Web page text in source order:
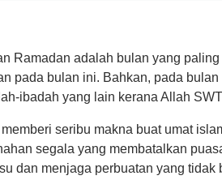
Ramadan adalah bulan yang
pada bulan ini. Bahkan, pada
ibadah yang lain kerana Allah
seribu makna buat umat
segala yang membatalkan
dan menjaga perbuatan yang tidak